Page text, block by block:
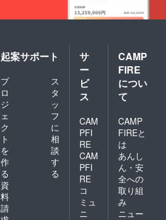
起案サポート
プ
ロ
ジ
ェ
ク
ト
を
作
る
ス
タ
ッ
フ
に
相
談
す
る
資
料
請
サ
ー
ビ
ス
CAM
PFI
RE
CAM
PFI
RE
コ
ミュ
ニ
CAMP
FIRE
につい
て
CAMP
FIREと
は
あんし
ん・安
全への
取り組
み
ニュー